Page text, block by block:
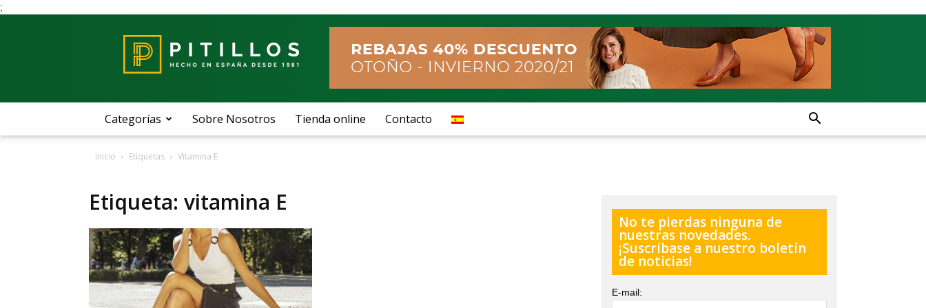
;
Pitillos
Categorías Sobre Nosotros Tienda online Contacto
Inicio Etiquetas Vitamina E
Etiqueta: vitamina E
No te pierdas ninguna de
nuestras novedades.
¡Suscríbase a nuestro boletín
de noticias!
E-mail: